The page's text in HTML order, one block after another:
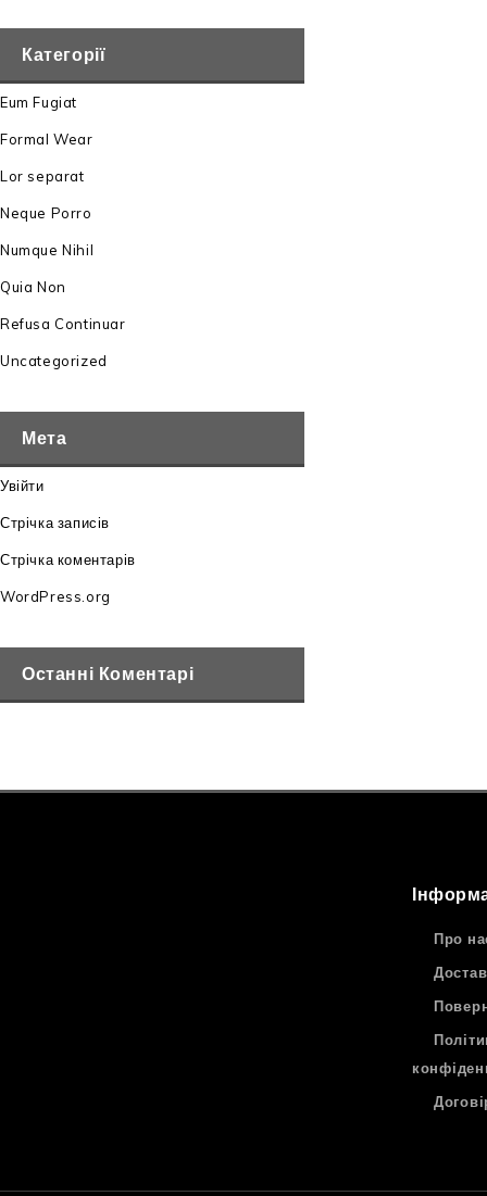
Категорії
Eum Fugiat
Formal Wear
Lor separat
Neque Porro
Numque Nihil
Quia Non
Refusa Continuar
Uncategorized
Мета
Увійти
Стрічка записів
Стрічка коментарів
WordPress.org
Останні Коментарі
Про